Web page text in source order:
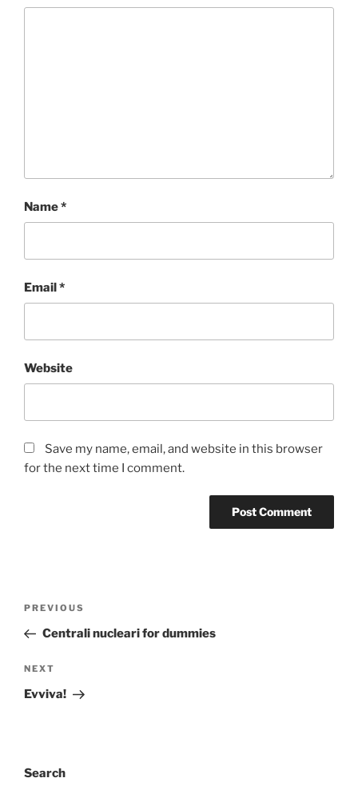
Name*
Email*
Website
Save my name, email, and website in this browser
for the next time I comment.
Previous
Post
PREVIOUS
Centrali nucleari for dummies
Next
Post
NEXT
Evviva!
Search